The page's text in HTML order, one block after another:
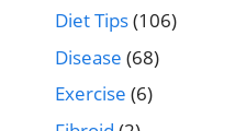
Diet Tips(106)
Disease (68)
Exercise (6)